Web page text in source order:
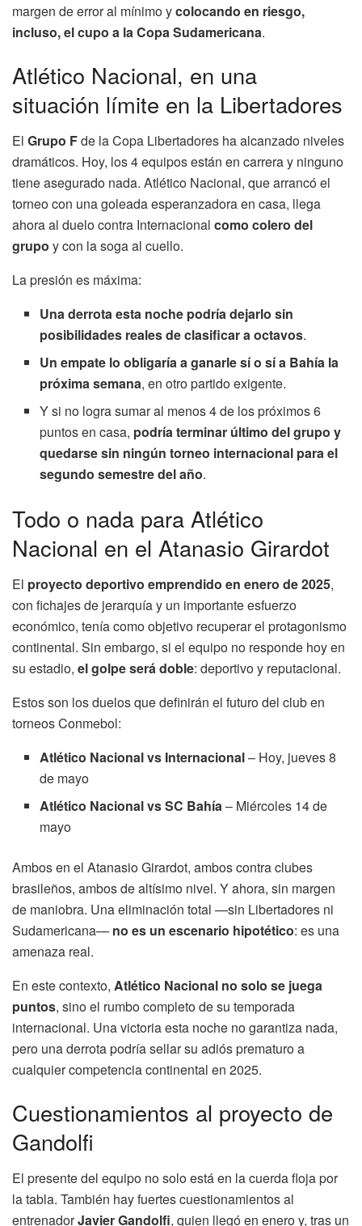
margen de error al mínimo ycolocando en riesgo,
incluso, el cupo a la Copa Sudamericana.
Atlético Nacional, en una
situación límite en la Libertadores
El Grupo Fde la Copa Libertadores ha alcanzado niveles
dramáticos. Hoy, los 4 equipos están en carrera y ninguno
tiene asegurado nada. Atlético Nacional, que arrancó el
torneo con una goleada esperanzadora en casa, llega
ahora al duelo contra Internacional como colero del
grupo y con la soga al cuello.
La presión es máxima:
Una derrota esta noche podría dejarlo sin
posibilidades reales de clasificar a octavos.
Un empate lo obligaría a ganarle sí o sí a Bahía la
próxima semana, en otro partido exigente.
Y si no logra sumar al menos 4 de los próximos 6
puntos en casa, podría terminar último del grupo y
quedarse sin ningún torneo internacional para el
segundo semestre del año.
Todo o nada para Atlético
Nacional en el Atanasio Girardot
El proyecto deportivo emprendido en enero de 2025,
con fichajes de jerarquía y un importante esfuerzo
económico, tenía como objetivo recuperar el protagonismo
continental. Sin embargo, si el equipo no responde hoy en
su estadio, el golpe será doble: deportivo y reputacional.
Estos son los duelos que definirán el futuro del club en
torneos Conmebol:
Atlético Nacional vs Internacional– Hoy, jueves 8
de mayo
Atlético Nacional vs SC Bahía – Miércoles 14 de
mayo
Ambos en el Atanasio Girardot, ambos contra clubes
brasileños, ambos de altísimo nivel. Y ahora, sin margen
de maniobra. Una eliminación total —sin Libertadores ni
Sudamericana— no es un escenario hipotético: es una
amenaza real.
En este contexto, Atlético Nacional no solo se juega
puntos, sino el rumbo completo de su temporada
internacional. Una victoria esta noche no garantiza nada,
pero una derrota podría sellar su adiós prematuro a
cualquier competencia continental en 2025.
Cuestionamientos al proyecto de
Gandolfi
El presente del equipo no solo está en la cuerda floja por
la tabla. También hay fuertes cuestionamientos al
entrenadorJavier Gandolfi, quien llegó en enero y, tras un